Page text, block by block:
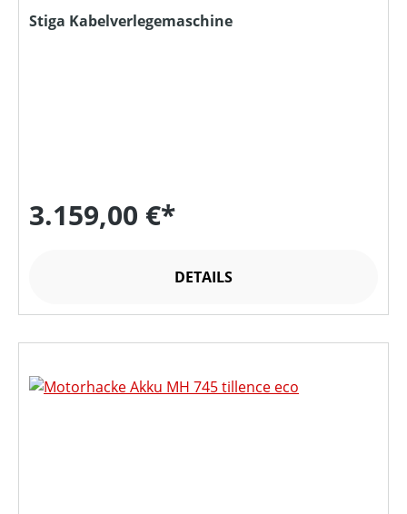
Stiga Kabelverlegemaschine
3.159,00 €*
DETAILS